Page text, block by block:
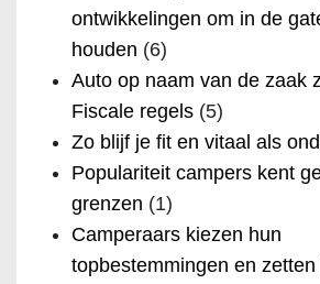
ontwikkelingen om in de
houden (6)
Auto op naam van de zaak
Fiscale regels (5)
Zo blijf je fit en vitaal als
Populariteit campers kent
grenzen (1)
Camperaars kiezen hun
topbestemmingen en